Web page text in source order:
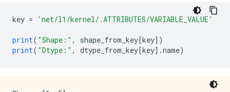
key = 'net/l1/kernel/.ATTRIBUTES/VARIABLE_VALUE'
print( "Shape:" , shape_from_key[key])
print( "Dtype:" , dtype_from_key[key].name)